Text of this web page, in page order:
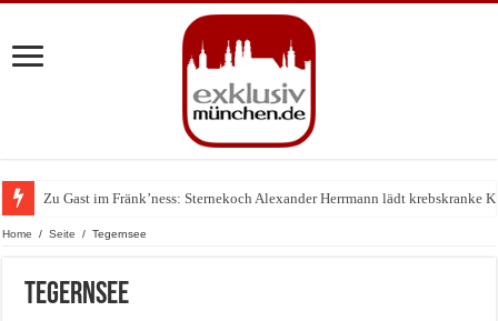
Zu Gast im Fränk’ness: Sternekoch Alexander Herrmann lädt krebskranke
Warum München gerade zum Treffpunkt der Lingerie-Branche wurde
Home / Seite / Tegernsee
Tegernsee